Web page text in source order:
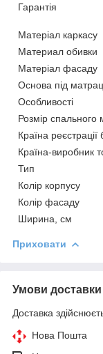
Гарантія
Матеріал каркасу
Материал обивки
Матеріал фасаду
Основа під матрац
Особливості
Розмір спального
Країна реєстрації
Країна-виробник
Тип
Колір корпусу
Колір фасаду
Ширина, см
Приховати
Умови доставки
Доставка
Нова Пошта